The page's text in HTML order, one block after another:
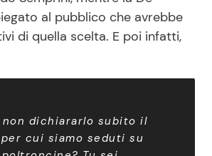
al pubblico che avrebbe
di quella scelta. E poi infatti,
non dichiararlo subito il
cui siamo seduti su